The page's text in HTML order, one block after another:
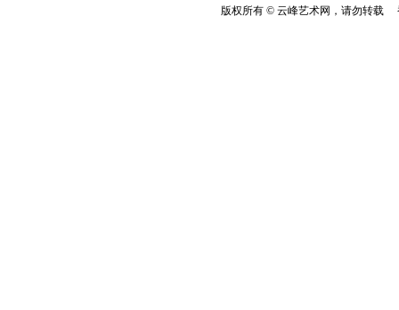
版权所有 © 云峰艺术网，请勿转载